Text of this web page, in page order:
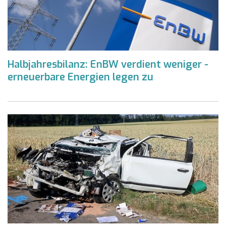
Halbjahresbilanz: EnBW verdient weniger -
erneuerbare Energien legen zu